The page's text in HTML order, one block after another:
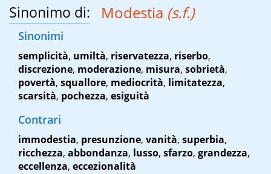
Sinonimo di: Modestia (s.f.)
Sinonimi
semplicità, umiltà, riservatezza, riserbo,
discrezione, moderazione, misura, sobrietà,
povertà, squallore, mediocrità, limitatezza,
scarsità, pochezza, esiguità
Contrari
immodestia, presunzione, vanità, superbia,
ricchezza, abbondanza, lusso, sfarzo, grandezza,
eccellenza, eccezionalità